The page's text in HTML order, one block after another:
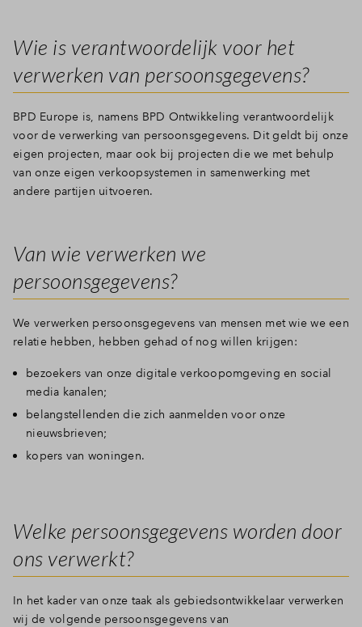
Wie is verantwoordelijk voor het
verwerken van persoonsgegevens?
BPD Europe is, namens BPD Ontwikkeling verantwoordelijk
voor de verwerking van persoonsgegevens. Dit geldt bij onze
eigen projecten, maar ook bij projecten die we met behulp
van onze eigen verkoopsystemen in samenwerking met
andere partijen uitvoeren.
Van wie verwerken we
persoonsgegevens?
We verwerken persoonsgegevens van mensen met wie we een
relatie hebben, hebben gehad of nog willen krijgen:
bezoekers van onze digitale verkoopomgeving en social
media kanalen;
belangstellenden die zich aanmelden voor onze
nieuwsbrieven;
kopers van woningen.
Welke persoonsgegevens worden door
ons verwerkt?
In het kader van onze taak als gebiedsontwikkelaar verwerken
wij de volgende persoonsgegevens van